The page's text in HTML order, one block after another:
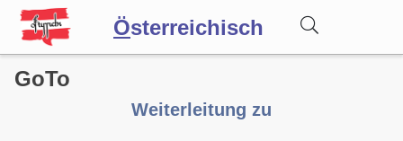
Österreichisch
Wörterbuch
GoTo
Weiterleitung zu